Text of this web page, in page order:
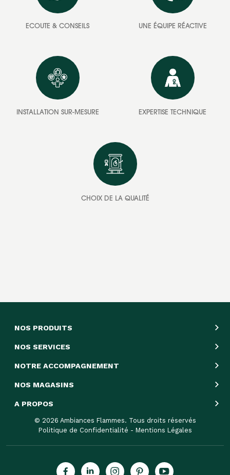
ECOUTE & CONSEILS UNE ÉQUIPE RÉACTIVE
INSTALLATION SUR-MESURE EXPERTISE TECHNIQUE
CHOIX DE LA QUALITÉ
NOS PRODUITS
NOS SERVICES
NOTRE ACCOMPAGNEMENT
NOS MAGASINS
A PROPOS
© 2026 Ambiances Flammes. Tous droits réservés
Politique de Confidentialité - Mentions Légales